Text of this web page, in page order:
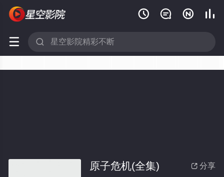
   
 
 分享
原子危机(全集)